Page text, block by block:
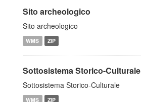
Sito archeologico
Sito archeologico
WMS ZIP
Sottosistema Storico-Culturale
Sottosistema Storico-Culturale
WMS ZIP